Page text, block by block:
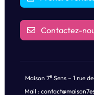
Contactez-
Maison 7e Sens – 1 rue
Mail :